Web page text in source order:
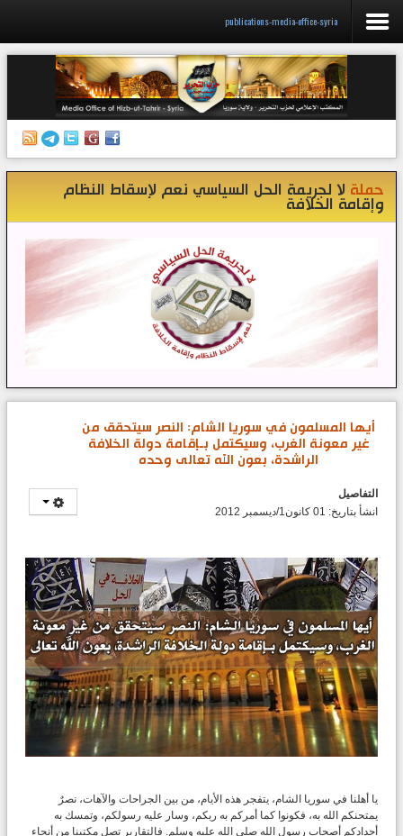
الرئيسية
إصدارات
أنشطة وفعاليات
منبر الصحافة
تواصل معنا
إذاعة المكتب/ سوريا
قناتنا على تيليغرام
publications-media-office-syria
حملة لا لجريمة الحل السياسي نعم لإسقاط النظام
وإقامة الخلافة
أيها المسلمون في سوريا الشام: النصر سيتحقق من
غير معونة الغرب، وسيكتمل بـإقامة دولة الخلافة
الراشدة، بعون الله تعالى وحده
التفاصيل
انشأ بتاريخ: 01 كانون1/ديسمبر 2012
يا أهلنا في سوريا الشام، يتفجر هذه الأيام، من بين الجراحات والآهات، نصرٌ
يمتحنكم الله به، فكونوا كما أمركم به ربكم، وسار عليه رسولكم، وتمسك به
أجدادكم أصحاب رسول الله صلى الله عليه وسلم. فالتقارير تصل مكتبنا من أنحاء